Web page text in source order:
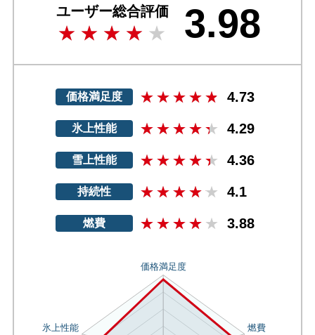
ユーザー総合評価 3.98
価格満足度 4.73
氷上性能 4.29
雪上性能 4.36
持続性 4.1
燃費 3.88